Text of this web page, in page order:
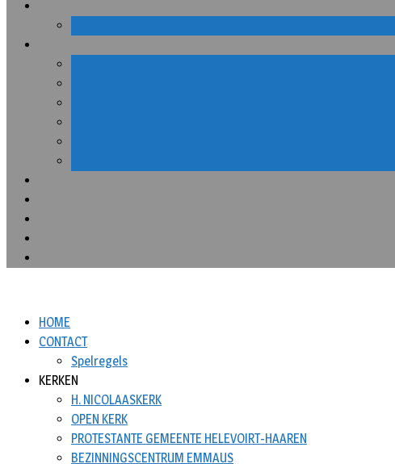
HOME
CONTACT
Spelregels
KERKEN
H. NICOLAASKERK
OPEN KERK
PROTESTANTE GEMEENTE HELEVOIRT-HAAREN
BEZINNINGSCENTRUM EMMAUS